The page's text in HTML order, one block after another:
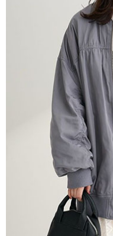
1.本服務係由「台灣大哥大股
用戶於交易時，得透過本服務
買賣價金債權讓與本公司後，
2.基於同意付款使用「大哥付
資料（包含姓名、電話或地址
由本公司與您本人進行分期帳
3.完整用戶服務條款，請詳閱以
ATM／網路銀行／等多元方式
※ 請注意：結帳手續完成當下
購買商品的店家。未經商家同
後付繳納相關費用。
※ 交易是否成功請以「AFTEE
是否繳費成功／繳費後需取消
客戶支援中心」 https://
【注意事項】
１．透過由恩沛科技股份有限
易，需依本服務之必要範圍內
權轉讓予恩沛科技股份有限公司
２．關於個人資料處理事宜，
https://aftee.tw/terms/#terms3
３．未成年的使用者請事先徵
「AFTEE先享後付」，若未經
４．使用「AFTEE先享後付」
時審查核予不同之上限額度；
請求用戶進行身份認證。
５．嚴禁一人註冊多個帳號或
恩沛科技股份有限公司將有權
每筆NT$60，滿NT$888(含
每筆NT$60，滿NT$888(含
7-11取貨付款
每筆NT$60，滿NT$888(含
7-11純取貨
每筆NT$60，滿NT$888(含
每筆NT$90，滿NT$888(含